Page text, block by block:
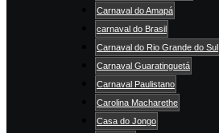
Carnaval do Amapá
carnaval do Brasil
Carnaval do Rio Grande do Sul
Carnaval Guaratinguetá
Carnaval Paulistano
Carolina Macharethe
Casa do Jongo